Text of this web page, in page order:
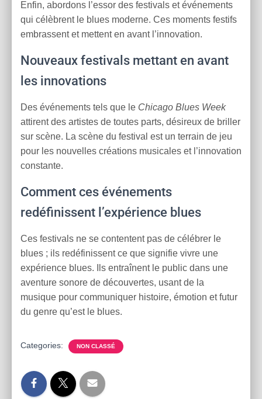
Enfin, abordons l’essor des festivals et événements
qui célèbrent le blues moderne. Ces moments festifs
embrassent et mettent en avant l’innovation.
Nouveaux festivals mettant en avant
les innovations
Des événements tels que le Chicago Blues Week
attirent des artistes de toutes parts, désireux de briller
sur scène. La scène du festival est un terrain de jeu
pour les nouvelles créations musicales et l’innovation
constante.
Comment ces événements
redéfinissent l’expérience blues
Ces festivals ne se contentent pas de célébrer le
blues ; ils redéfinissent ce que signifie vivre une
expérience blues. Ils entraînent le public dans une
aventure sonore de découvertes, usant de la
musique pour communiquer histoire, émotion et futur
du genre qu’est le blues.
Categories: NON CLASSÉ